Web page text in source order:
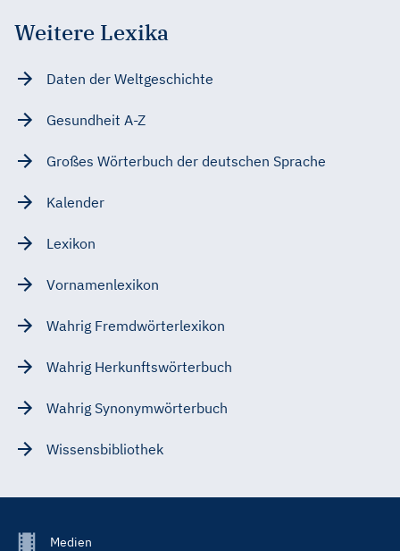
Weitere Lexika
Daten der Weltgeschichte
Gesundheit A-Z
Großes Wörterbuch der deutschen Sprache
Kalender
Lexikon
Vornamenlexikon
Wahrig Fremdwörterlexikon
Wahrig Herkunftswörterbuch
Wahrig Synonymwörterbuch
Wissensbibliothek
FooterMedien